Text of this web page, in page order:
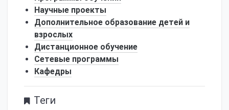
Научные проекты
Дополнительное образование детей и
взрослых
Дистанционное обучение
Сетевые программы
Кафедры
Теги